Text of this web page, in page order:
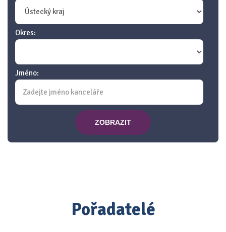
Okres:
Jméno:
ZOBRAZIT
Pořadatelé